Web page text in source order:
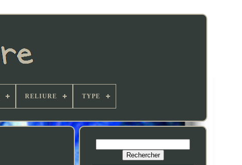
RELIURE TYPE